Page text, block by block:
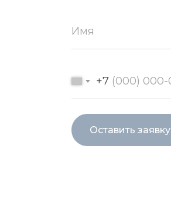
+7
Оставить заявку